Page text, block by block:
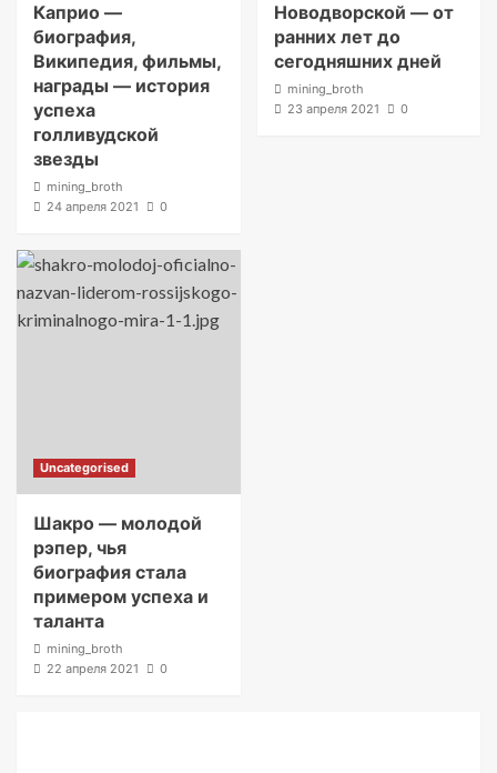
Каприо —
биография,
Википедия, фильмы,
награды — история
успеха
голливудской
звезды
mining_broth
24 апреля 2021
0
Новодворской — от
ранних лет до
сегодняшних дней
mining_broth
23 апреля 2021
0
Uncategorised
Шакро — молодой
рэпер, чья
биография стала
примером успеха и
таланта
mining_broth
22 апреля 2021
0